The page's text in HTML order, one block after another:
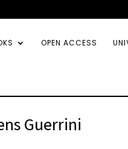
OPEN ACCESS
Guerrini